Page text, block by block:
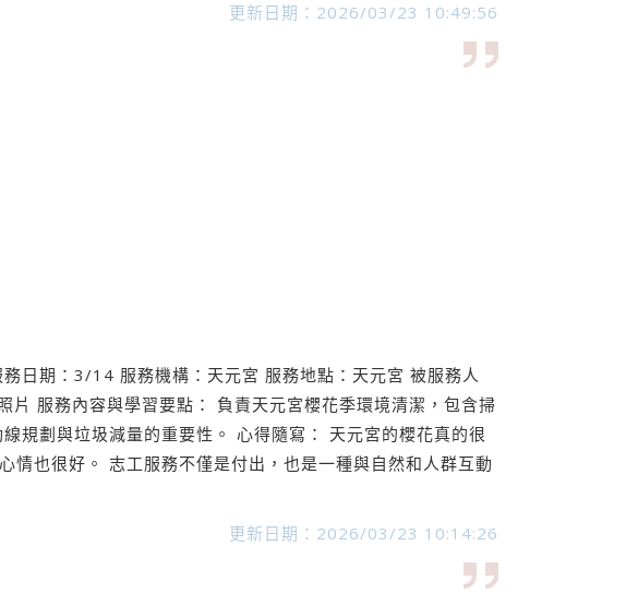
更新日期：2026/03/23 10:49:56
日期：3/14 服務機構：天元宮 服務地點：天元宮 被服務人
片 服務內容與學習要點： 負責天元宮櫻花季環境清潔，包含掃
規劃與垃圾減量的重要性。 心得隨寫： 天元宮的櫻花真的很
情也很好。 志工服務不僅是付出，也是一種與自然和人群互動
更新日期：2026/03/23 10:14:26